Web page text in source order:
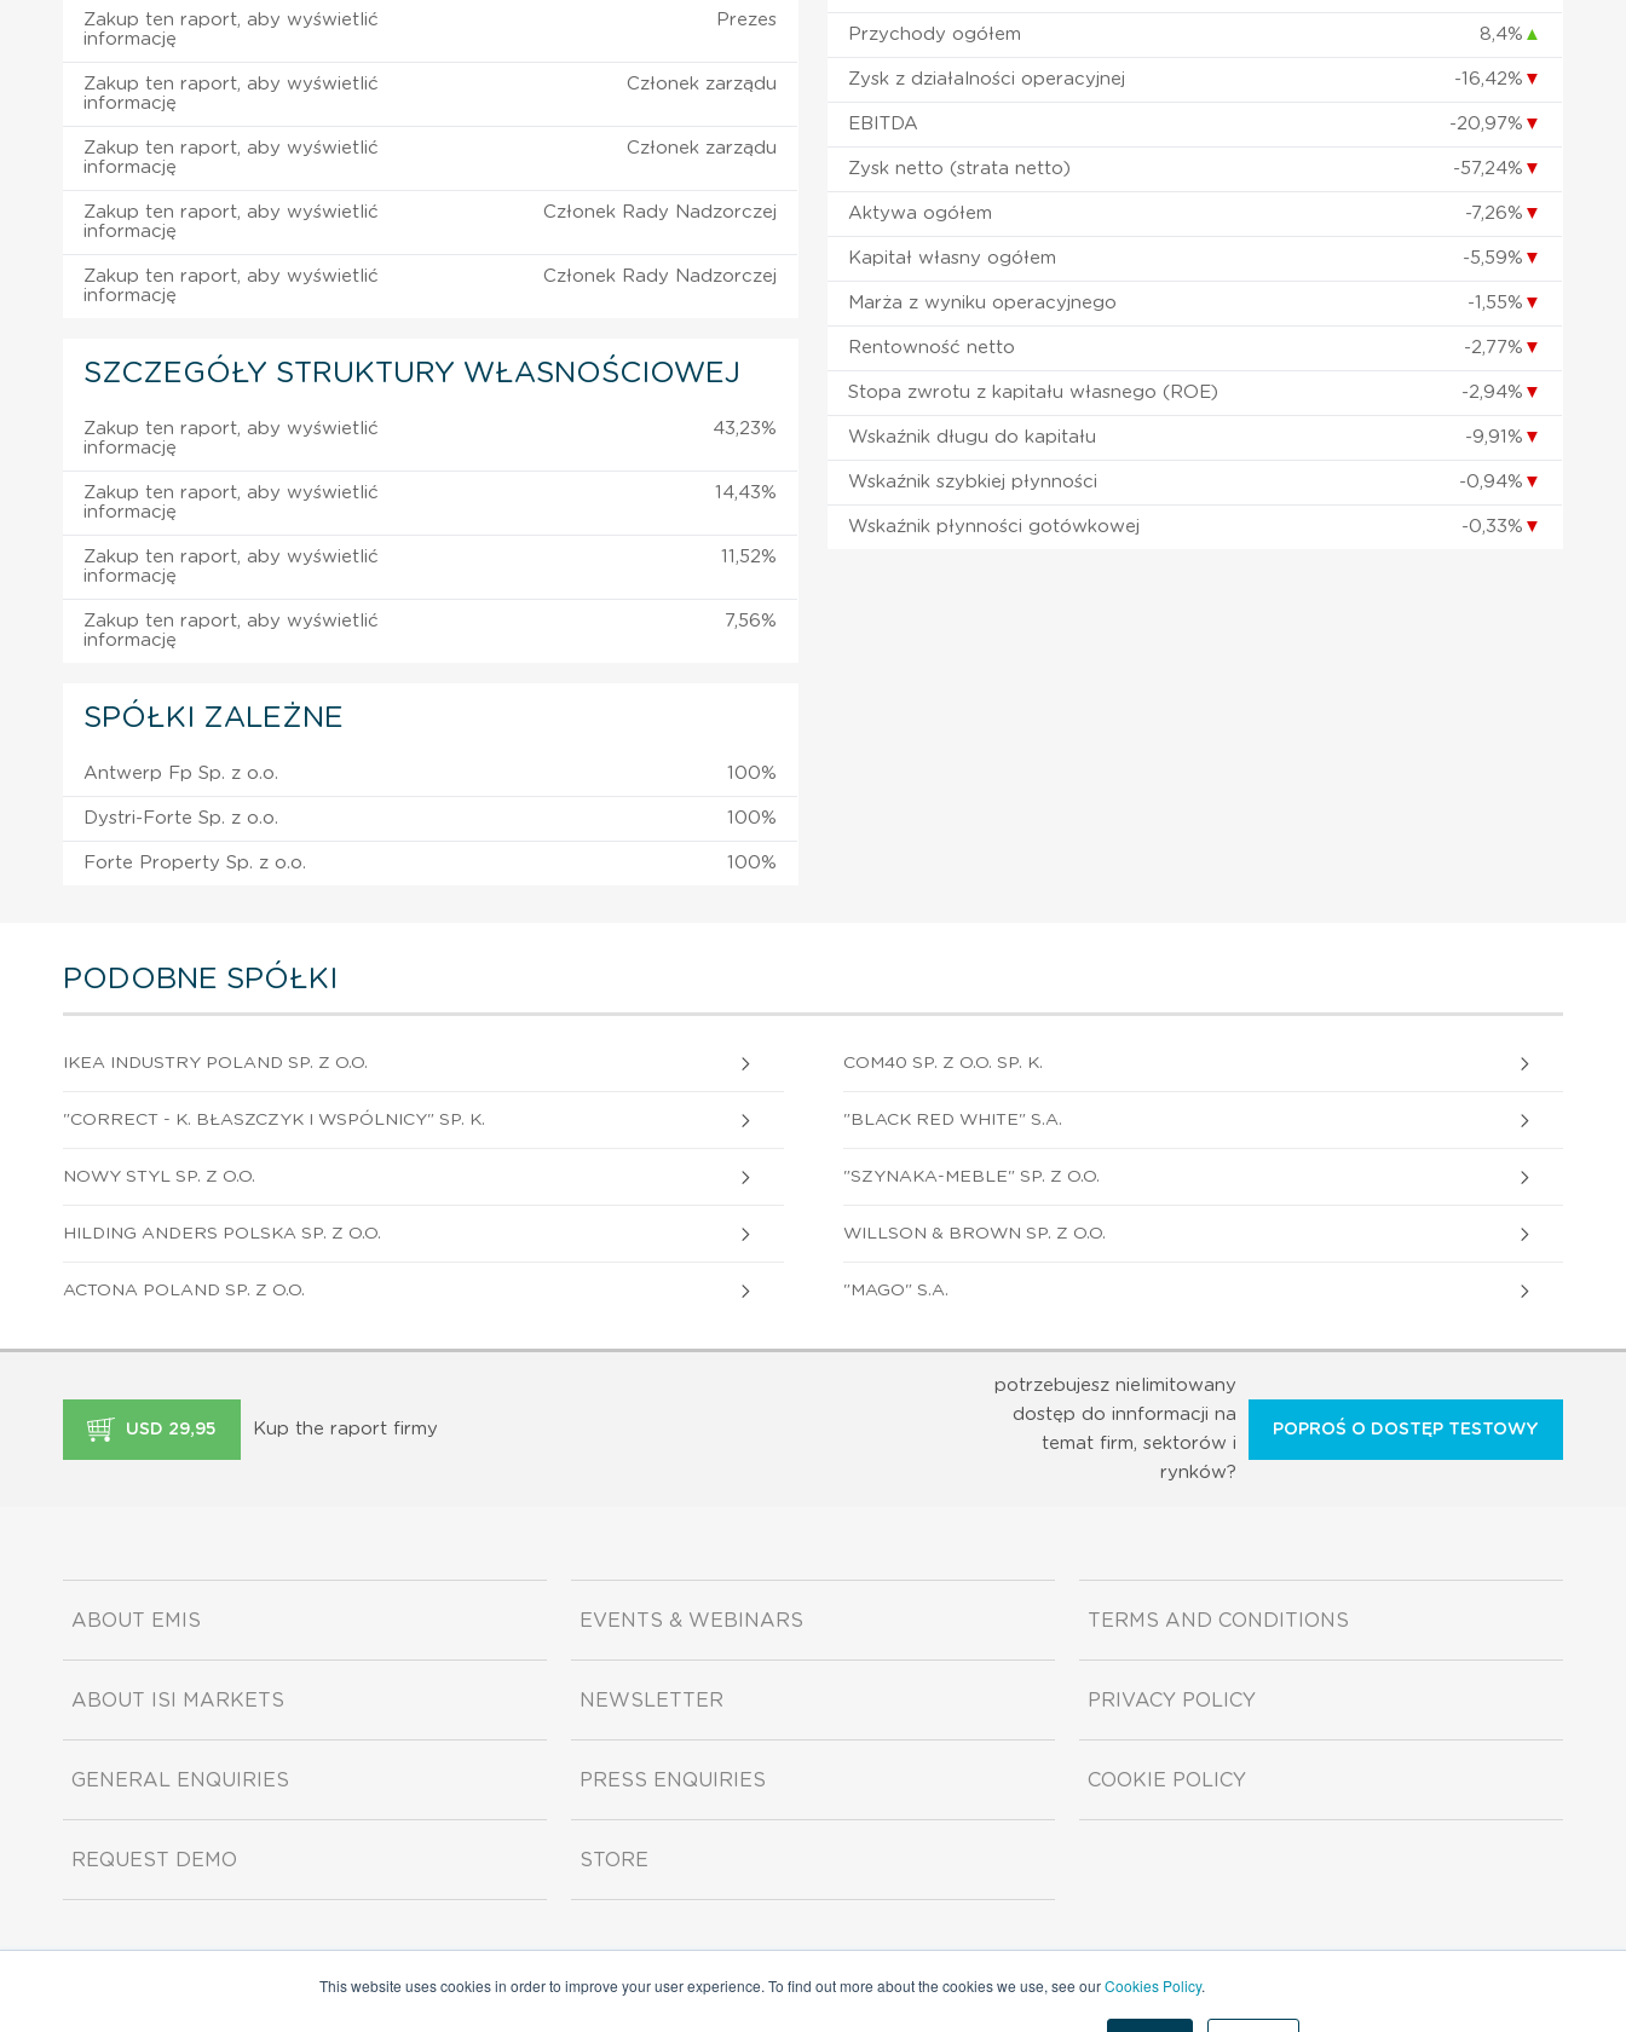
This website uses cookies in order to improve your user experience. To find out more about the cookies we use, see ourCookies Policy.
Zakup ten raport, aby wyświetlić
informację
Prezes
Zakup ten raport, aby wyświetlić
informację
Członek zarządu
Zakup ten raport, aby wyświetlić
informację
Członek zarządu
Zakup ten raport, aby wyświetlić
informację
Członek Rady Nadzorczej
Zakup ten raport, aby wyświetlić
informację
Członek Rady Nadzorczej
SZCZEGÓŁY STRUKTURY WŁASNOŚCIOWEJ
Zakup ten raport, aby wyświetlić
informację
43,23%
Zakup ten raport, aby wyświetlić
informację
14,43%
Zakup ten raport, aby wyświetlić
informację
11,52%
Zakup ten raport, aby wyświetlić
informację
7,56%
SPÓŁKI ZALEŻNE
Antwerp Fp Sp. z o.o. 100%
Dystri-Forte Sp. z o.o. 100%
Forte Property Sp. z o.o. 100%
Przychody ogółem 8,4% ▲
Zysk z działalności operacyjnej -16,42% ▼
EBITDA -20,97% ▼
Zysk netto (strata netto) -57,24% ▼
Aktywa ogółem -7,26% ▼
Kapitał własny ogółem -5,59% ▼
Marża z wyniku operacyjnego -1,55% ▼
Rentowność netto -2,77% ▼
Stopa zwrotu z kapitału własnego (ROE) -2,94% ▼
Wskaźnik długu do kapitału -9,91% ▼
Wskaźnik szybkiej płynności -0,94% ▼
Wskaźnik płynności gotówkowej -0,33% ▼
PODOBNE SPÓŁKI
IKEA INDUSTRY POLAND SP. Z O.O. COM40 SP. Z O.O. SP. K.
"CORRECT - K. BŁASZCZYK I WSPÓLNICY" SP. K. "BLACK RED WHITE" S.A.
NOWY STYL SP. Z O.O. "SZYNAKA-MEBLE" SP. Z O.O.
HILDING ANDERS POLSKA SP. Z O.O. WILLSON & BROWN SP. Z O.O.
ACTONA POLAND SP. Z O.O. "MAGO" S.A.
USD 29,95 Kup the raport firmy
potrzebujesz nielimitowany
dostęp do innformacji na
temat firm, sektorów i
rynków?
POPROŚ O DOSTĘP TESTOWY
ABOUT EMIS
ABOUT ISI MARKETS
GENERAL ENQUIRIES
REQUEST DEMO
EVENTS & WEBINARS
NEWSLETTER
PRESS ENQUIRIES
STORE
TERMS AND CONDITIONS
PRIVACY POLICY
COOKIE POLICY
Copyright ©2026 ISI Markets. All rights reserved.